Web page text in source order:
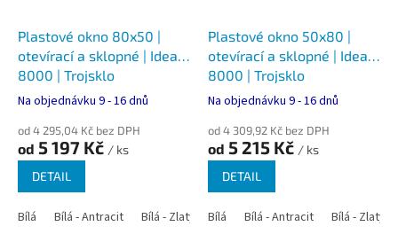
Plastové okno 80x50 |
otevírací a sklopné | Ideal
8000 | Trojsklo
Na objednávku 9 - 16 dnů
od 4 295,04 Kč bez DPH
od 5 197 Kč / ks
DETAIL
Bílá Bílá - Antracit Bílá - Zlatý dub Bílá - Tmavý dub Bílá -
Plastové okno 50x80 |
otevírací a sklopné | Ideal
8000 | Trojsklo
Na objednávku 9 - 16 dnů
od 4 309,92 Kč bez DPH
od 5 215 Kč / ks
DETAIL
Bílá Bílá - Antracit Bílá - Zlatý